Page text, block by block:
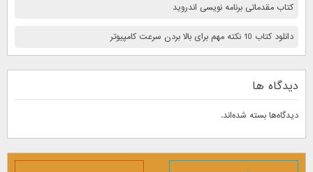
کتاب مقدماتی برنامه نویسی اندروید
دانلود کتاب 10 نكته مهم برای بالا بردن سرعت كامپيوتر
دیدگاه ها
دیدگاه‌ها بسته شده‌اند.